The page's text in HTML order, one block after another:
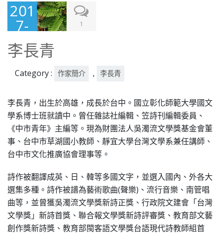
201
7-
03-
28
1
李長青
Category : 作家簡介 , 李長青
李長青，出生於高雄，成長於台中。國立彰化師範大學國文
學系博士班就讀中。曾任雜誌社編輯、笠詩刊編輯委員、
《中市青年》主編等。現為財團法人吳濁流文學獎基金會董
事、台中市草湖國小教師、靜宜大學台灣文學系兼任講師、
台中市文化推廣協會理事等。
詩作被翻譯成英、日、韓等多國文字，並選入國內、外各大
選集多種。詩作被譜為藝術歌曲(聲樂)、流行音樂、南管唱
曲等，並曾獲吳濁流文學獎新詩正獎、行政院文建會「台灣
文學獎」新詩首獎、聯合報文學獎新詩評審獎、教育部文藝
創作獎新詩獎、教育部閩客語文學獎台語現代詩教師組首